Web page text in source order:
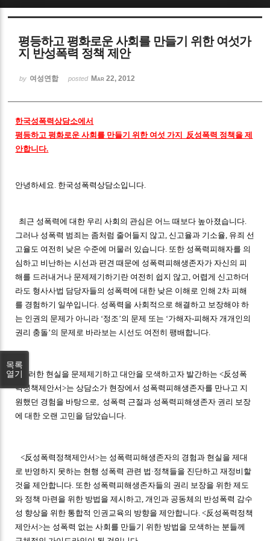
평등하고 평화로운 사회를 만들기 위한 여섯가
지 반성폭력 정책 제안
by 여성연합 posted Mar 22, 2012
한국성폭력상담소에서
평등하고 평화로운 사회를 만들기 위한 여섯 가지 反성폭력 정책을 제
안합니다.
안녕하세요. 한국성폭력상담소입니다.
최근 성폭력에 대한 우리 사회의 관심은 어느 때보다 높아졌습니다.
그러나 성폭력 범죄는 좀처럼 줄어들지 않고, 신고율과 기소율, 유죄 선
고율도 여전히 낮은 수준에 머물러 있습니다. 또한 성폭력피해자를 의
심하고 비난하는 시선과 편견 때문에 성폭력피해생존자가 자신의 피
해를 드러내거나 문제제기하기란 여전히 쉽지 않고, 어렵게 신고하더
라도 형사사법 담당자들의 성폭력에 대한 낮은 이해로 인해 2차 피해
를 경험하기 일쑤입니다. 성폭력을 사회적으로 해결하고 보장해야 하
는 인권의 문제가 아니라 ‘정조’의 문제 또는 ‘가해자-피해자 개개인의
권리 충돌’의 문제로 바라보는 시선도 여전히 팽배합니다.
이러한 현실을 문제제기하고 대안을 모색하고자 발간하는 <反성폭
력정책제안서>는 상담소가 현장에서 성폭력피해생존자를 만나고 지
원했던 경험을 바탕으로, 성폭력 근절과 성폭력피해생존자 권리 보장
에 대한 오랜 고민을 담았습니다.
<反성폭력정책제안서>는 성폭력피해생존자의 경험과 현실을 제대
로 반영하지 못하는 현행 성폭력 관련 법·정책들을 진단하고 재정비할
것을 제안합니다. 또한 성폭력피해생존자들의 권리 보장을 위한 제도
와 정책 마련을 위한 방법을 제시하고, 개인과 공동체의 반성폭력 감수
성 향상을 위한 통합적 인권교육의 방향을 제안합니다. <反성폭력정책
제안서>는 성폭력 없는 사회를 만들기 위한 방법을 모색하는 분들께
목록
열기
Sketchbook5, 스케치북5
Sketchbook5, 스케치북5